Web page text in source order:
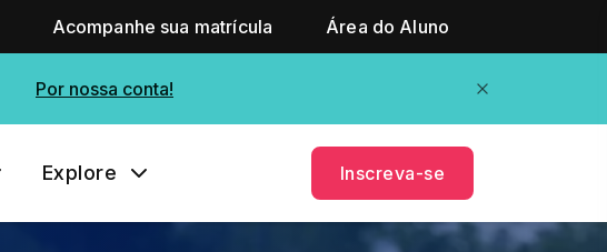
Acompanhe sua matrícula Área do Aluno
Por nossa conta!
Explore Inscreva-se